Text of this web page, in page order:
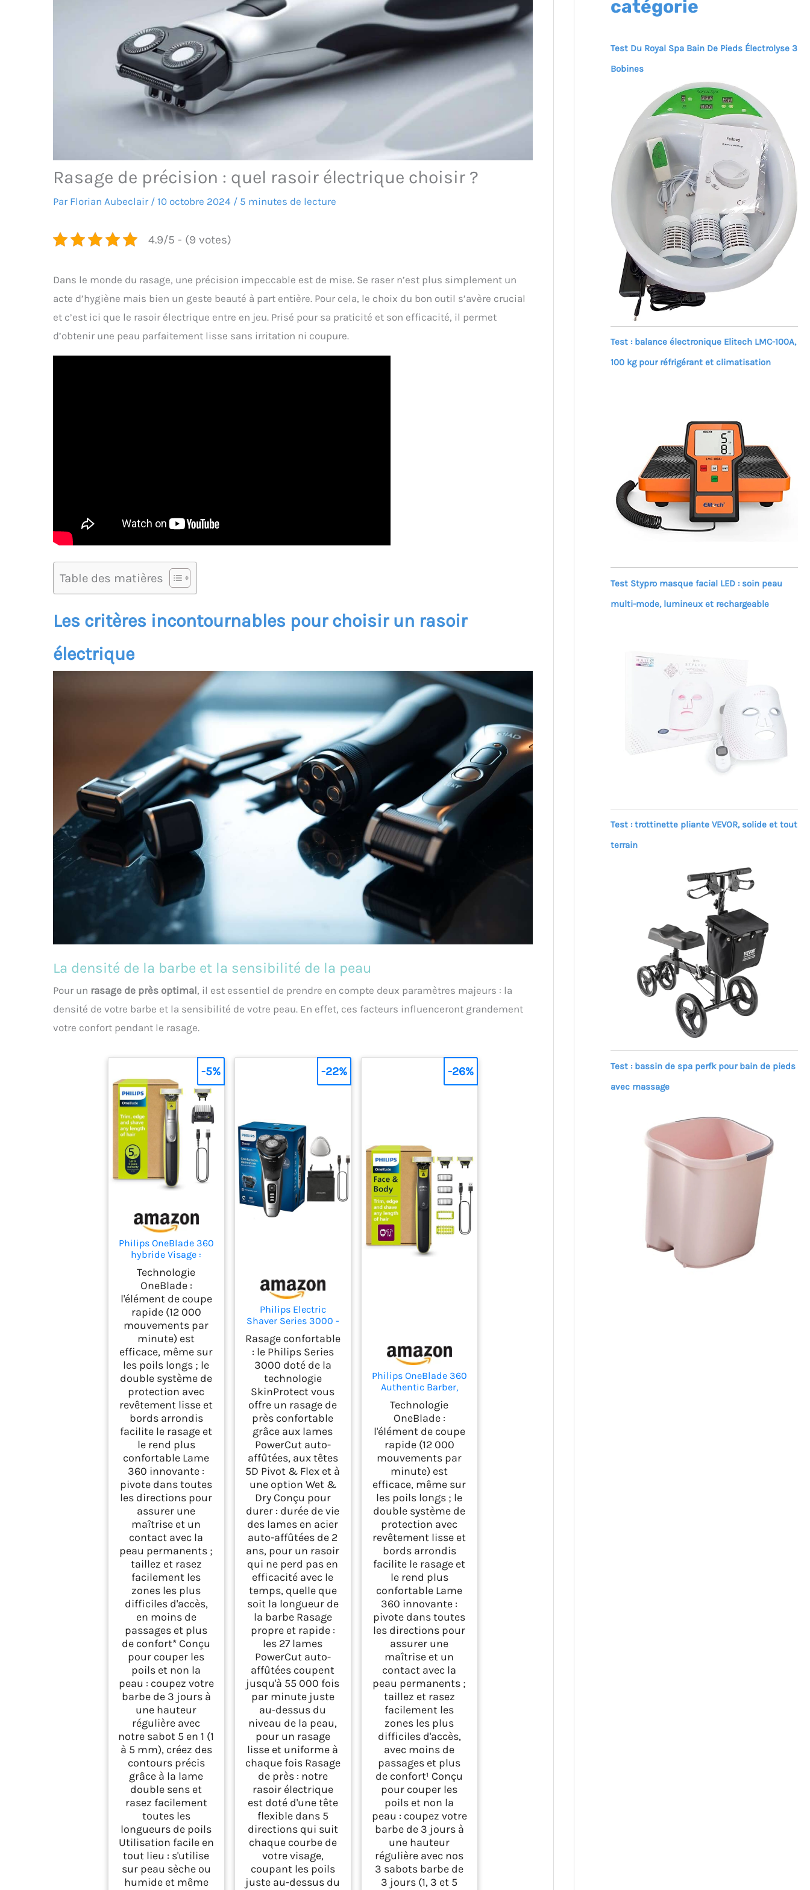
Rasage de précision : quel rasoir électrique choisir ?
Par Florian Aubeclair / 10 octobre 2024 / 5 minutes de lecture
4.9/5 - (9 votes)
Dans le monde du rasage, une précision impeccable est de mise. Se raser n’est plus simplement un
acte d’hygiène mais bien un geste beauté à part entière. Pour cela, le choix du bon outil s’avère crucial
et c’est ici que le rasoir électrique entre en jeu. Prisé pour sa praticité et son efficacité, il permet
d’obtenir une peau parfaitement lisse sans irritation ni coupure.
Table des matières
Les critères incontournables pour choisir un rasoir
électrique
La densité de la barbe et la sensibilité de la peau
Pour un rasage de près optimal, il est essentiel de prendre en compte deux paramètres majeurs : la
densité de votre barbe et la sensibilité de votre peau. En effet, ces facteurs influenceront grandement
votre confort pendant le rasage.
Philips OneBlade 360
hybride Visage :
rasoir/tondeuse à
barbe électrique,
avec innovation
lames 360, 2 lames
360 pour le visage, 1
sabot réglable 5 en 1
(modèle QP2734/30)
Technologie
OneBlade :
l'élément de coupe
rapide (12 000
mouvements par
minute) est
efficace, même sur
les poils longs ; le
double système de
protection avec
revêtement lisse et
bords arrondis
facilite le rasage et
le rend plus
confortable Lame
360 innovante :
pivote dans toutes
les directions pour
assurer une
maîtrise et un
contact avec la
peau permanents ;
taillez et rasez
facilement les
zones les plus
difficiles d'accès,
en moins de
passages et plus
de confort* Conçu
pour couper les
poils et non la
peau : coupez votre
barbe de 3 jours à
une hauteur
régulière avec
notre sabot 5 en 1 (1
à 5 mm), créez des
contours précis
grâce à la lame
double sens et
rasez facilement
toutes les
longueurs de poils
Utilisation facile en
tout lieu : s'utilise
sur peau sèche ou
humide et même
-5%
Philips Electric
Shaver Series 3000 -
rasoir électrique Wet
& Dry pour hommes
avec technologie
SkinProtect, couleur
Noir, tondeuse
rétractable, rasoir
sans fil avec housse
de voyage (modèle
S3241/12)
Rasage confortable
: le Philips Series
3000 doté de la
technologie
SkinProtect vous
offre un rasage de
près confortable
grâce aux lames
PowerCut auto-
affûtées, aux têtes
5D Pivot & Flex et à
une option Wet &
Dry Conçu pour
durer : durée de vie
des lames en acier
auto-affûtées de 2
ans, pour un rasoir
qui ne perd pas en
efficacité avec le
temps, quelle que
soit la longueur de
la barbe Rasage
propre et rapide :
les 27 lames
PowerCut auto-
affûtées coupent
jusqu'à 55 000 fois
par minute juste
au-dessus du
niveau de la peau,
pour un rasage
lisse et uniforme à
chaque fois Rasage
de près : notre
rasoir électrique
est doté d'une tête
flexible dans 5
directions qui suit
chaque courbe de
votre visage,
coupant les poils
juste au-dessus du
-22%
Philips OneBlade 360
Authentic Barber,
Electric Facial &
Body Shaver &
Trimmer, 3x 360
Blades, 3x Fledgling
Beard Comb (1.3.5"),
1x Body Kit,
QP2824/31
Technologie
OneBlade :
l'élément de coupe
rapide (12 000
mouvements par
minute) est
efficace, même sur
les poils longs ; le
double système de
protection avec
revêtement lisse et
bords arrondis
facilite le rasage et
le rend plus
confortable Lame
360 innovante :
pivote dans toutes
les directions pour
assurer une
maîtrise et un
contact avec la
peau permanents ;
taillez et rasez
facilement les
zones les plus
difficiles d'accès,
avec moins de
passages et plus
de confort¹ Conçu
pour couper les
poils et non la
peau : coupez votre
barbe de 3 jours à
une hauteur
régulière avec nos
3 sabots barbe de
3 jours (1, 3 et 5
-26%
catégorie
Test Du Royal Spa Bain De Pieds Électrolyse 3
Bobines
Test : balance électronique Elitech LMC-100A,
100 kg pour réfrigérant et climatisation
Test Stypro masque facial LED : soin peau
multi-mode, lumineux et rechargeable
Test : trottinette pliante VEVOR, solide et tout
terrain
Test : bassin de spa perfk pour bain de pieds
avec massage